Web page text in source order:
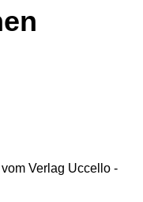
Verlag Uccello -